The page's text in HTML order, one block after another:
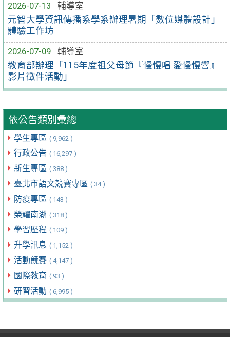
2026-07-13
輔導室
元智大學資訊傳播系學系辦理暑期「數位媒體設計」
體驗工作坊
2026-07-09
輔導室
教育部辦理「115年度祖父母節『慢慢唱 愛慢慢響』
影片徵件活動」
依公告類別彙總
學生專區 ( 9,962 )
行政公告 ( 16,297 )
新生專區 ( 388 )
臺北市語文競賽專區 ( 34 )
防疫專區 ( 143 )
榮耀南湖 ( 318 )
學習歷程 ( 109 )
升學訊息 ( 1,152 )
活動競賽 ( 4,147 )
國際教育 ( 93 )
研習活動 ( 6,995 )